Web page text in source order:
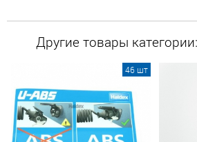
Другие товары
46 шт